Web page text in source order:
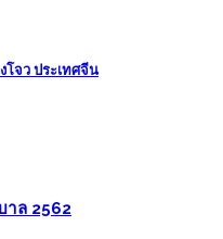
จว ประเทศจีน
าล 2562